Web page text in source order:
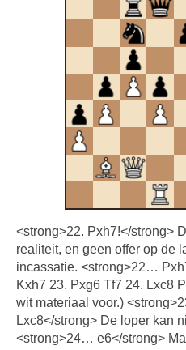
<strong>22. Pxh7!</strong>
realiteit, en geen offer op de
incassatie. <strong>22…
Kxh7 23. Pxg6 Tf7 24. Lxc8
wit materiaal voor.)
Lxc8</strong> De loper kan
<strong>24… e6</strong>